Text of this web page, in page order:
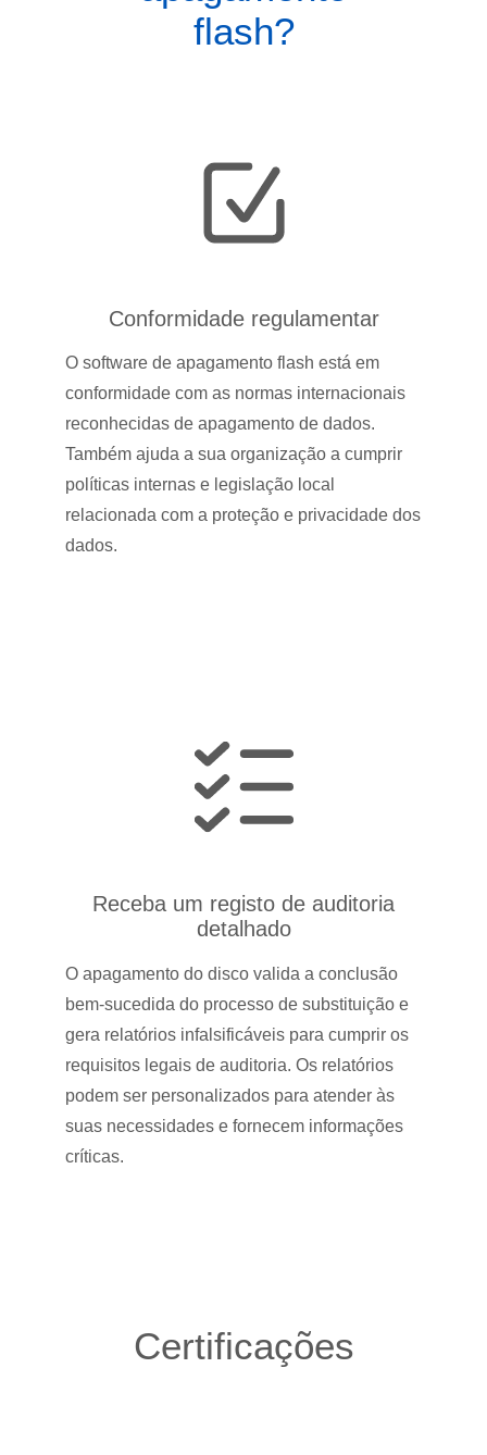
flash?
Conformidade regulamentar
O software de apagamento flash está em
conformidade com as normas internacionais
reconhecidas de apagamento de dados.
Também ajuda a sua organização a cumprir
políticas internas e legislação local
relacionada com a proteção e privacidade dos
dados.
Receba um registo de auditoria
detalhado
O apagamento do disco valida a conclusão
bem-sucedida do processo de substituição e
gera relatórios infalsificáveis para cumprir os
requisitos legais de auditoria. Os relatórios
podem ser personalizados para atender às
suas necessidades e fornecem informações
críticas.
Certificações